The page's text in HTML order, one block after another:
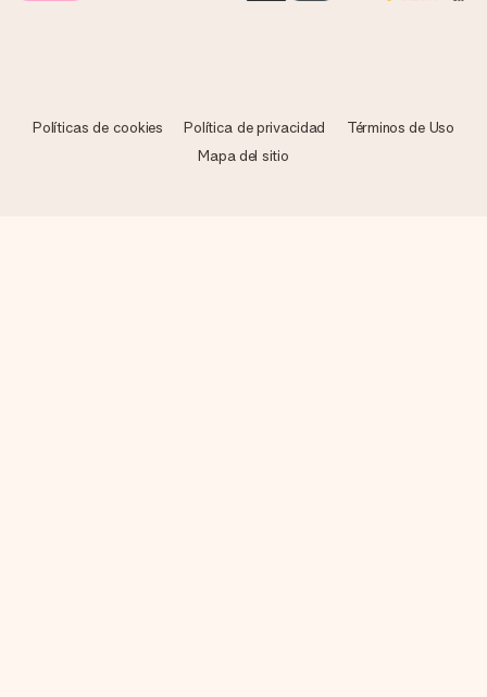
Políticas de cookies Política de privacidad
Términos de Uso
Mapa del sitio